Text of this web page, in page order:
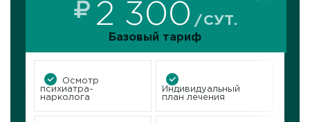
2 300 СУТ.
Базовый тариф
Осмотр
психиатра-
нарколога
Индивидуальный
план лечения
70 000
МЕС.
Базовый тариф
психиатра-
Индивидуальный